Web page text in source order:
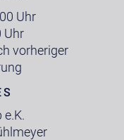
Uhr
Uhr
vorheriger